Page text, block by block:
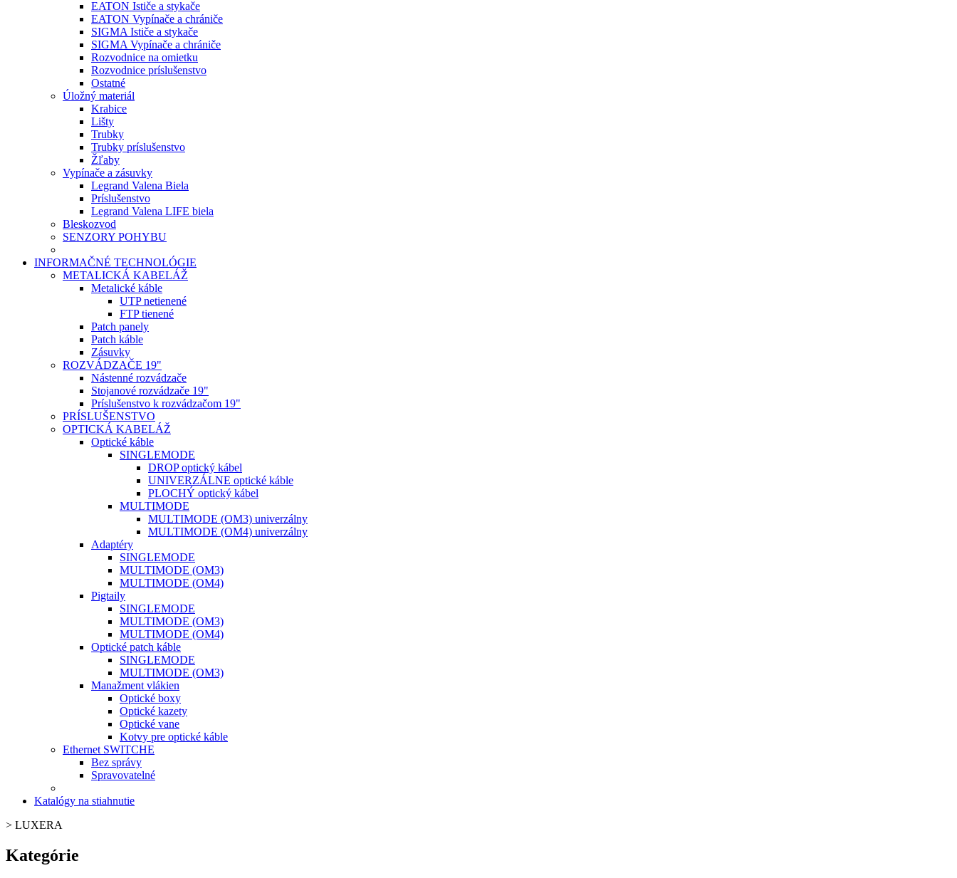
EATON Ističe a stykače
EATON Vypínače a chrániče
SIGMA Ističe a stykače
SIGMA Vypínače a chrániče
Rozvodnice na omietku
Rozvodnice príslušenstvo
Ostatné
Úložný materiál
Krabice
Lišty
Trubky
Trubky príslušenstvo
Žľaby
Vypínače a zásuvky
Legrand Valena Biela
Príslušenstvo
Legrand Valena LIFE biela
Bleskozvod
SENZORY POHYBU
INFORMAČNÉ TECHNOLÓGIE
METALICKÁ KABELÁŽ
Metalické káble
UTP netienené
FTP tienené
Patch panely
Patch káble
Zásuvky
ROZVÁDZAČE 19"
Nástenné rozvádzače
Stojanové rozvádzače 19"
Príslušenstvo k rozvádzačom 19"
PRÍSLUŠENSTVO
OPTICKÁ KABELÁŽ
Optické káble
SINGLEMODE
DROP optický kábel
UNIVERZÁLNE optické káble
PLOCHÝ optický kábel
MULTIMODE
MULTIMODE (OM3) univerzálny
MULTIMODE (OM4) univerzálny
Adaptéry
SINGLEMODE
MULTIMODE (OM3)
MULTIMODE (OM4)
Pigtaily
SINGLEMODE
MULTIMODE (OM3)
MULTIMODE (OM4)
Optické patch káble
SINGLEMODE
MULTIMODE (OM3)
Manažment vlákien
Optické boxy
Optické kazety
Optické vane
Kotvy pre optické káble
Ethernet SWITCHE
Bez správy
Spravovatelné
Katalógy na stiahnutie
> LUXERA
Kategórie